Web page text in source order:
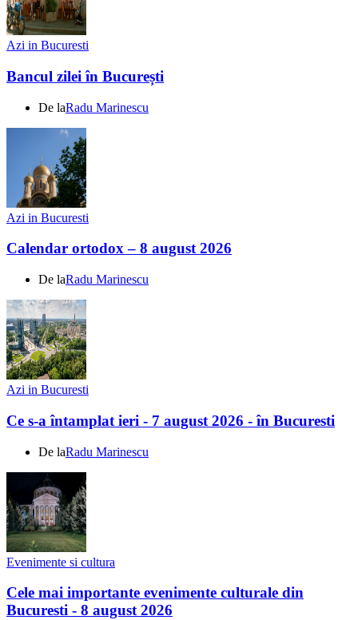
Azi in Bucuresti
Bancul zilei în București
De laRadu Marinescu
Azi in Bucuresti
Calendar ortodox – 8 august 2026
De laRadu Marinescu
Azi in Bucuresti
Ce s-a întamplat ieri - 7 august 2026 - în Bucuresti
De laRadu Marinescu
Evenimente si cultura
Cele mai importante evenimente culturale din
Bucuresti - 8 august 2026